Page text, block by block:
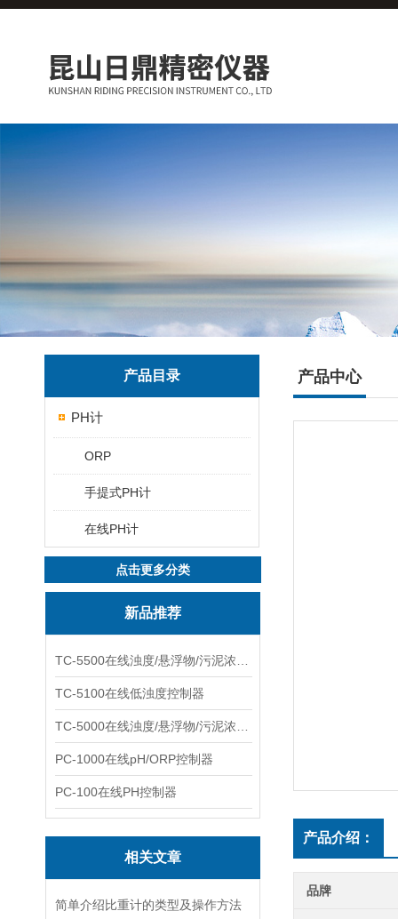
产品目录
PH计
ORP
手提式PH计
在线PH计
点击更多分类
新品推荐
TC-5100在线低浊度控制器
PC-1000在线pH/ORP控制器
PC-100在线PH控制器
相关文章
简单介绍比重计的类型及操作方法
产品中心
产品介绍：
品牌